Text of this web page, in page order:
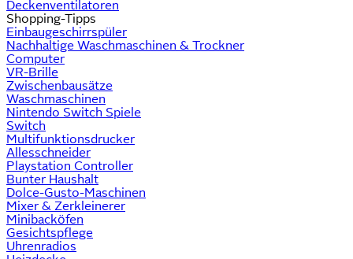
Deckenventilatoren
Shopping-Tipps
Einbaugeschirrspüler
Nachhaltige Waschmaschinen & Trockner
Computer
VR-Brille
Zwischenbausätze
Waschmaschinen
Nintendo Switch Spiele
Switch
Multifunktionsdrucker
Allesschneider
Playstation Controller
Bunter Haushalt
Dolce-Gusto-Maschinen
Mixer & Zerkleinerer
Minibacköfen
Gesichtspflege
Uhrenradios